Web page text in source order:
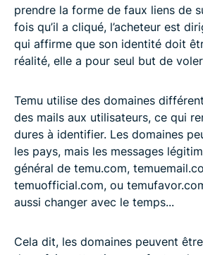
prendre la forme de faux liens de
fois qu’il a cliqué, l’acheteur est
qui affirme que son identité doit
réalité, elle a pour seul but de
Temu utilise des domaines
des mails aux utilisateurs, ce qui
dures à identifier. Les domaines
les pays, mais les messages
général de temu.com,
temuofficial.com, ou
aussi changer avec le temps...
Cela dit, les domaines peuvent